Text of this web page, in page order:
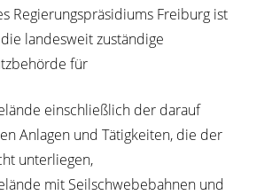
Regierungspräsidiums Freiburg ist
landesweit zuständige
für
einschließlich der darauf
Anlagen und Tätigkeiten, die der
unterliegen,
mit Seilschwebebahnen und